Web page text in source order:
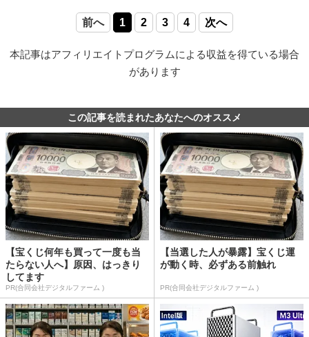
前へ 1 2 3 4 次へ
本記事はアフィリエイトプログラムによる収益を得ている場合
があります
この記事を読まれたあなたへのオススメ
【宝くじ何年も買って一度も当
たらない人へ】原因、はっきり
してます
PR(合同会社デジタルファーム )
【当選した人が暴露】宝くじ運
が動く時、必ずある前触れ
PR(合同会社デジタルファーム )